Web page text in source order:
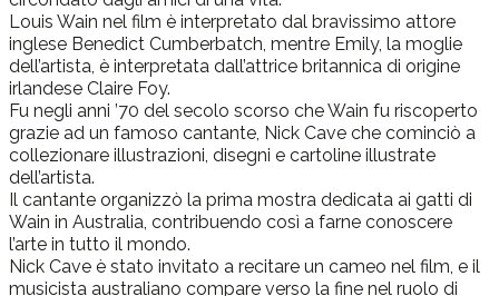
Louis Wain nel film è interpretato dal bravissimo attore
inglese Benedict Cumberbatch, mentre Emily, la moglie
dell’artista, è interpretata dall’attrice britannica di origine
irlandese Claire Foy.
Fu negli anni ’70 del secolo scorso che Wain fu riscoperto
grazie ad un famoso cantante, Nick Cave che cominciò a
collezionare illustrazioni, disegni e cartoline illustrate
dell’artista.
Il cantante organizzò la prima mostra dedicata ai gatti di
Wain in Australia, contribuendo così a farne conoscere
l’arte in tutto il mondo.
Nick Cave è stato invitato a recitare un cameo nel film, e il
musicista australiano compare verso la fine nel ruolo di